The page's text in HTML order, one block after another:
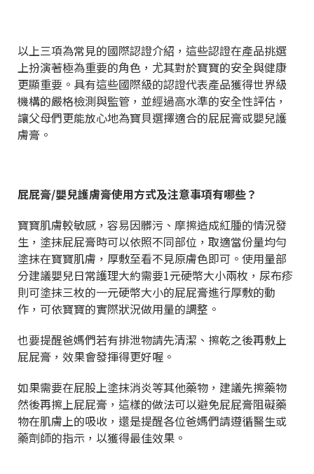
以上三項為常見的國際認證介紹，這些認證在產品挑選
上扮演著極為重要的角色，尤其對於寶寶的安全與健康
更顯重要。具有這些國際級的認證代表產品獲得世界級
機構的嚴格檢測與監管，並經過高水準的安全性評估，
讓父母們更能放心地為寶貝選擇適合的屁屁膏或嬰兒護
膚膏。
屁屁膏/嬰兒護膚膏使用方式及注意事項有哪些？
寶寶肌膚較敏感，容易因髒污、摩擦造成紅腫的情況發
生，塗抹屁屁膏時可以依照不同部位，取適當份量均勻
塗抹在寶寶肌膚，厚敷至看不見原膚色即可。使用量部
分建議嬰兒日常護理大約需要1元硬幣大小兩枚，尿布疹
則可塗抹三枚的一元硬幣大小的屁屁膏進行厚敷的動
作，可依寶寶的實際狀況做用量的調整。
也要提醒爸媽們若有排泄物請先清潔、擦乾之後再敷上
屁屁膏，效果會發揮得更好喔。
如果需要在屁股上塗抹消炎等其他藥物，建議先擦藥物
然後再擦上屁屁膏，這樣的做法可以避免屁屁膏阻礙藥
物在肌膚上的吸收，還是提醒各位爸媽們請遵循醫生或
藥劑師的指示，以獲得最佳效果。